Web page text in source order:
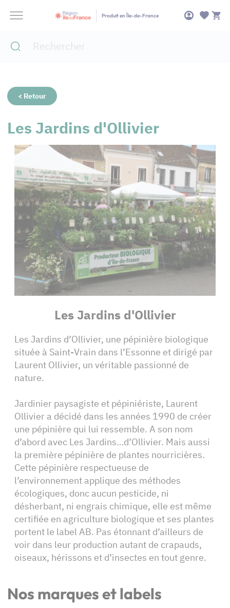
Produit en Île-de-France
< Retour
Les Jardins d'Ollivier
Les Jardins d'Ollivier
Les Jardins d’Ollivier, une pépinière biologique
située à Saint-Vrain dans l’Essonne et dirigé par
Laurent Ollivier, un véritable passionné de
nature.
Jardinier paysagiste et pépiniériste, Laurent
Ollivier a décidé dans les années 1990 de créer
une pépinière qui lui ressemble. A son nom
d’abord avec Les Jardins…d’Ollivier. Mais aussi
la première pépinière de plantes nourricières.
Cette pépinière respectueuse de
l’environnement applique des méthodes
écologiques, donc aucun pesticide, ni
désherbant, ni engrais chimique, elle est même
certifiée en agriculture biologique et ses plantes
portent le label AB. Pas étonnant d’ailleurs de
voir dans leur production autant de crapauds,
oiseaux, hérissons et d’insectes en tout genre.
Nos marques et labels